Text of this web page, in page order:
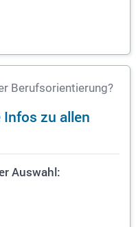
Berufsorientierung?
zu allen
Auswahl: